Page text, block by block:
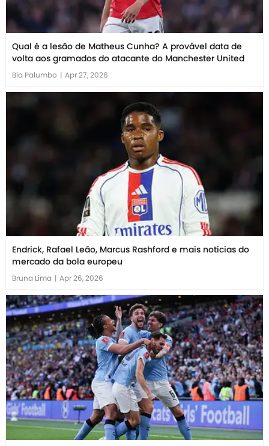
Qual é a lesão de Matheus Cunha? A provável data de
volta aos gramados do atacante do Manchester United
Bia Palumbo | Apr 27, 2026
Endrick, Rafael Leão, Marcus Rashford e mais notícias do
mercado da bola europeu
Bruna Lima | Apr 26, 2026